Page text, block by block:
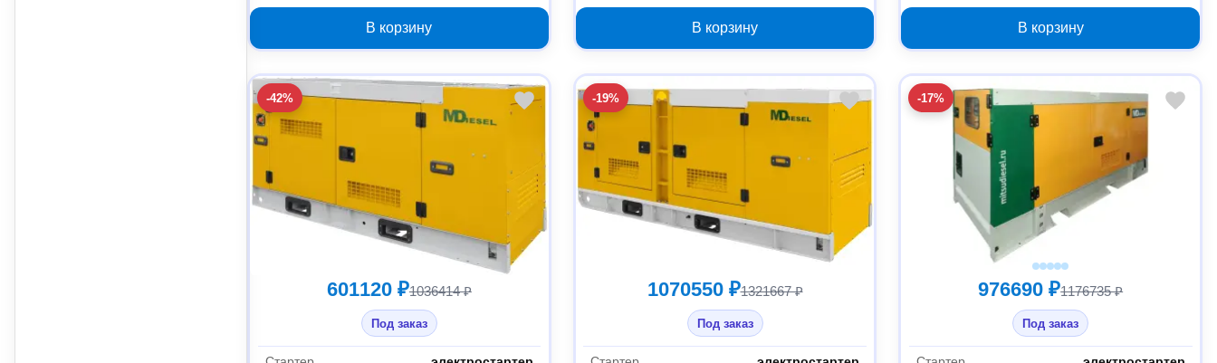
В корзину В корзину В корзину
-42%
601120 ₽1036414 ₽
Под заказ
-19%
1070550 ₽1321667 ₽
Под заказ
-17%
976690 ₽1176735 ₽
Под заказ